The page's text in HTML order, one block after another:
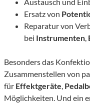
Ersatz von
Reparatur von
bei Instrumenten
Besonders das
Zusammenstellen von
für Effektgeräte
Möglichkeiten. Und ein